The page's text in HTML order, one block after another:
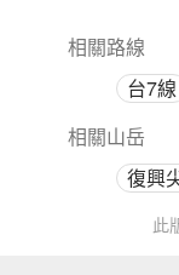
相關路線
台7線
相關山岳
復興
此